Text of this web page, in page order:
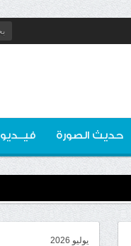
حديث الصورة فيــديو
يوليو 2026